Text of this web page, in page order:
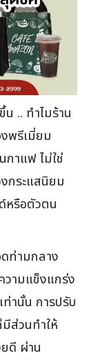
.. ทำไมร้าน
พรีเมี่ยม
กาแฟ ไม่ใช่
กระแสนิยม
หรือตัวตน
ท่ามกลาง
ามแข็งแกร่ง
านั้น การปรับ
ส่วนทำให้
ดี ผ่าน